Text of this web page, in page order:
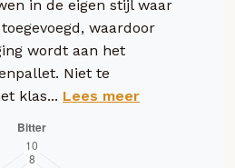
in de eigen stijl waar
waardoor
wordt aan het
Niet te
klas... Lees meer